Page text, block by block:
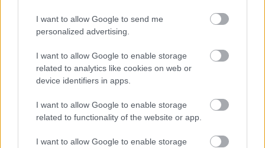
I want to allow Google to send me
personalized advertising.
I want to allow Google to enable storage
related to analytics like cookies on web or
device identifiers in apps.
I want to allow Google to enable storage
related to functionality of the website or app.
I want to allow Google to enable storage
1 hozzászólás